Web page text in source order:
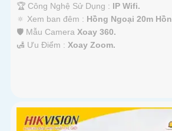
🏆 Công Nghệ Sử Dụng : IP Wifi.
🔅 Xem ban đêm : Hồng Ngoại 20m
🛡 Mẫu Camera Xoay 360.
️🛃 Ưu Điểm : Xoay Zoom.